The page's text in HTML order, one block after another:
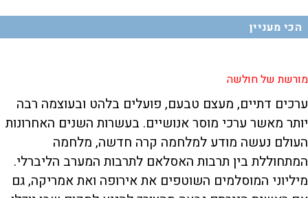
הכי מעניין
מורשת של חולשה
ערכים דתיים, מעצם טבעם, פועלים בלהט ובעוצמה רבה
יותר מאשר ערכי מוסר אנושיים. בעשרות השנים האחרונות
העולם נעשה מודע למלחמה קרה חדשה, מלחמה
המתחוללת בין תרבות האסלאם לתרבות המערב הליברלי.
מיליוני המוסלמים השוטפים את אירופה ואת אמריקה, גם